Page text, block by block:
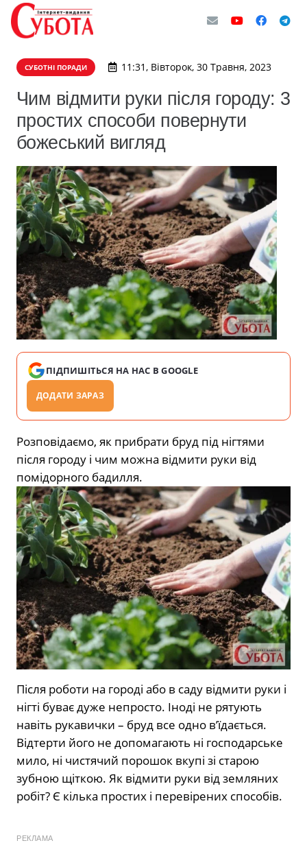
СУБОТНІ ПОРАДИ 11:31, Вівторок, 30 Травня, 2023
Чим відмити руки після городу: 3
простих способи повернути
божеський вигляд
ПІДПИШІТЬСЯ НА НАС В GOOGLE
ДОДАТИ ЗАРАЗ
Розповідаємо, як прибрати бруд під нігтями
після городу і чим можна відмити руки від
помідорного бадилля.
Після роботи на городі або в саду відмити руки і
нігті буває дуже непросто. Іноді не рятують
навіть рукавички – бруд все одно в’їдається.
Відтерти його не допомагають ні господарське
мило, ні чистячий порошок вкупі зі старою
зубною щіткою. Як відмити руки від земляних
робіт? Є кілька простих і перевірених способів.
РЕКЛАМА